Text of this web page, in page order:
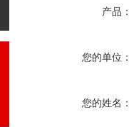
产品
您的单位
您的姓名